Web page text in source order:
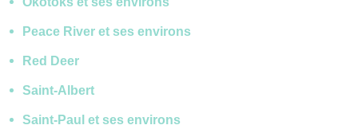
Peace River et ses environs
Red Deer
Saint-Albert
Saint-Paul et ses environs